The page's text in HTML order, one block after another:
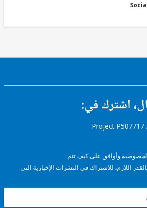
في:
وأوافق على كيف تتم
للاشتراك في النشرات الإخبارية التي